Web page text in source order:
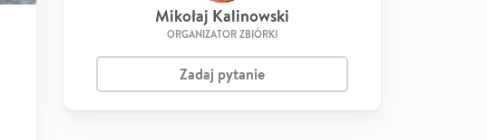
Mikołaj Kalinowski
ORGANIZATOR ZBIÓRKI
Zadaj pytanie